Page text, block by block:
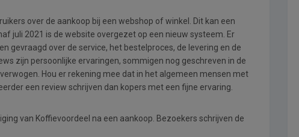
over de aankoop bij een webshop of winkel. Dit kan een
juli 2021 is de website overgezet op een nieuw systeem. Er
gevraagd over de service, het bestelproces, de levering en de
zijn persoonlijke ervaringen, sommigen nog geschreven in de
Hou er rekening mee dat in het algemeen mensen met
een review schrijven dan kopers met een fijne ervaring.
van Koffievoordeel na een aankoop. Bezoekers schrijven de